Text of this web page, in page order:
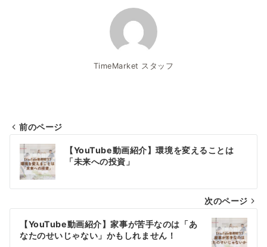
TimeMarket スタッフ
投
稿
ナ
ビ
前のページ
【YouTube動画紹介】環境を変えることは
「未来への投資」
次のページ
【YouTube動画紹介】家事が苦手なのは「あ
なたのせいじゃない」かもしれません！